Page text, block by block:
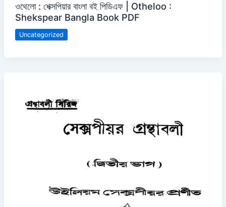
ওথেলো : শেক্সপিয়ার বাংলা বই পিডিএফ | Otheloo :
Shekspear Bangla Book PDF
Uncategorized